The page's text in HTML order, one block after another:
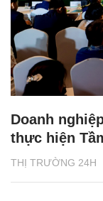
THỊ TRƯỜNG 24H
Doanh
thực hiện